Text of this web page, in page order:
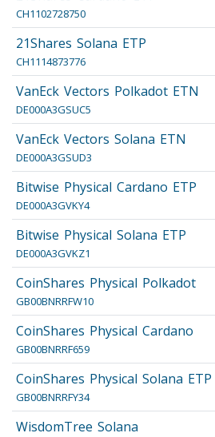
CH1102728750
21Shares Solana ETP
CH1114873776
VanEck Vectors Polkadot ETN
DE000A3GSUC5
VanEck Vectors Solana ETN
DE000A3GSUD3
Bitwise Physical Cardano ETP
DE000A3GVKY4
Bitwise Physical Solana ETP
DE000A3GVKZ1
CoinShares Physical Polkadot
GB00BNRRFW10
CoinShares Physical Cardano
GB00BNRRF659
CoinShares Physical Solana ETP
GB00BNRRFY34
WisdomTree Solana